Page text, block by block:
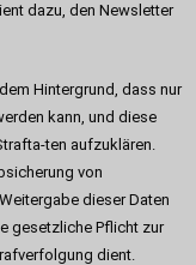
dazu, den Newsletter
Hintergrund, dass nur
kann, und diese
ten aufzuklären.
von
dieser Daten
gesetzliche Pflicht zur
dient.